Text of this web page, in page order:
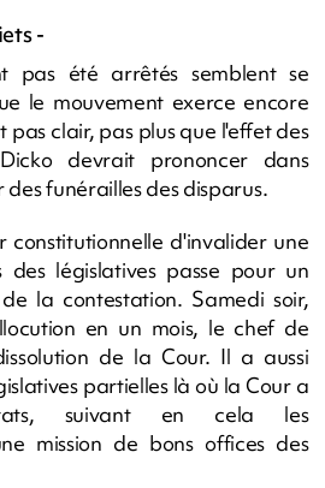
-
pas été arrêtés semblent se
le mouvement exerce encore
pas clair, pas plus que l'effet des
devrait prononcer dans
funérailles des disparus.
constitutionnelle d'invalider une
législatives passe pour un
la contestation. Samedi soir,
en un mois, le chef de
de la Cour. Il a aussi
partielles là où la Cour a
suivant en cela les
mission de bons offices des